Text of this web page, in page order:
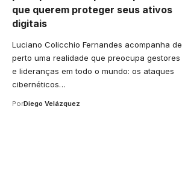
que querem proteger seus ativos
digitais
Luciano Colicchio Fernandes acompanha de
perto uma realidade que preocupa gestores
e lideranças em todo o mundo: os ataques
cibernéticos…
PorDiego Velázquez